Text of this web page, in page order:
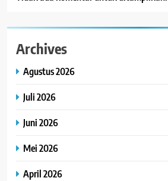
Archives
Agustus 2026
Juli 2026
Juni 2026
Mei 2026
April 2026